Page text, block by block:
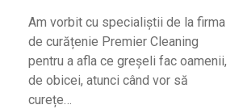
Am vorbit cu specialiștii de la firma
de curățenie Premier Cleaning
pentru a afla ce greșeli fac oamenii,
de obicei, atunci când vor să
curețe…